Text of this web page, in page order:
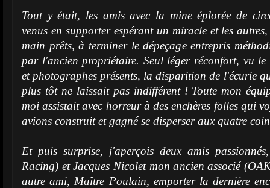
Tout y était, les amis avec la mine éplorée de
venus en supporter espérant un miracle et les
main prêts, à terminer le dépeçage entrepris
par l'ancien propriétaire. Seul léger réconfort, vu le
et photographes présents, la disparition de l'écurie
plus tôt ne laissait pas indifférent ! Toute mon
moi assistait avec horreur à des enchères folles qui
avions construit et gagné se disperser aux quatre
Et puis surprise, j'aperçois deux amis
Racing) et Jacques Nicolet mon ancien associé
autre ami, Maître Poulain, emporter la dernière